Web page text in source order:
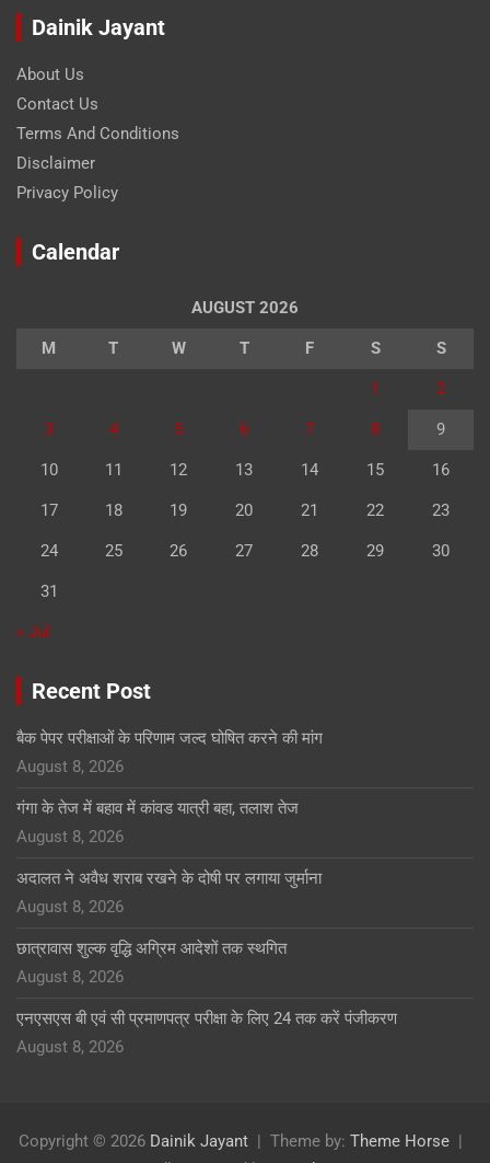
Dainik Jayant
About Us
Contact Us
Terms And Conditions
Disclaimer
Privacy Policy
Calendar
AUGUST 2026
M T W T F S S
1 2
3 4 5 6 7 8 9
10 11 12 13 14 15 16
17 18 19 20 21 22 23
24 25 26 27 28 29 30
31
« Jul
Recent Post
बैक पेपर परीक्षाओं के परिणाम जल्द घोषित करने की मांग
August 8, 2026
गंगा के तेज में बहाव में कांवड यात्री बहा, तलाश तेज
August 8, 2026
अदालत ने अवैध शराब रखने के दोषी पर लगाया जुर्माना
August 8, 2026
छात्रावास शुल्क वृद्धि अग्रिम आदेशों तक स्थगित
August 8, 2026
एनएसएस बी एवं सी प्रमाणपत्र परीक्षा के लिए 24 तक करें पंजीकरण
August 8, 2026
Copyright © 2026 Dainik Jayant Theme by: Theme Horse